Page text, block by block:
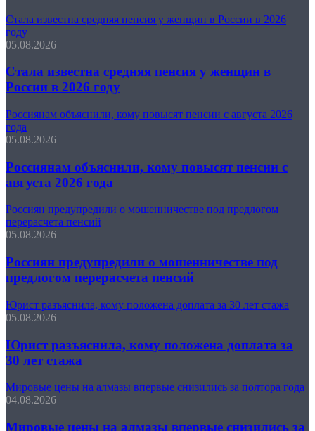
Стала известна средняя пенсия у женщин в России в 2026
году
05.08.2026
Стала известна средняя пенсия у женщин в
России в 2026 году
Россиянам объяснили, кому повысят пенсии с августа 2026
года
05.08.2026
Россиянам объяснили, кому повысят пенсии с
августа 2026 года
Россиян предупредили о мошенничестве под предлогом
перерасчета пенсий
05.08.2026
Россиян предупредили о мошенничестве под
предлогом перерасчета пенсий
Юрист разъяснила, кому положена доплата за 30 лет стажа
05.08.2026
Юрист разъяснила, кому положена доплата за
30 лет стажа
Мировые цены на алмазы впервые снизились за полтора года
04.08.2026
Мировые цены на алмазы впервые снизились за